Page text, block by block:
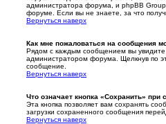
администратора форума, и phpBB
форуме. Если вы не знаете, за что
Вернуться наверх
Как мне пожаловаться на сообщения
Рядом с каждым сообщением вы увидите
администратором форума. Щелкнув по
сообщение.
Вернуться наверх
Что означает кнопка «Сохранить» при
Эта кнопка позволяет вам сохранять
загрузки сохраненного сообщения
Вернуться наверх